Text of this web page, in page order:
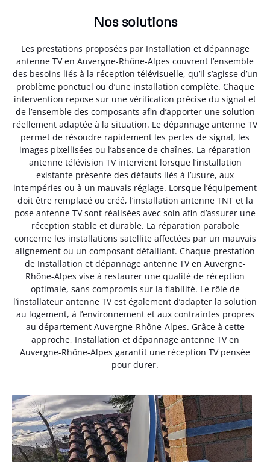
Nos solutions
Les prestations proposées par Installation et dépannage
antenne TV en Auvergne-Rhône-Alpes couvrent l’ensemble
des besoins liés à la réception télévisuelle, qu’il s’agisse d’un
problème ponctuel ou d’une installation complète. Chaque
intervention repose sur une vérification précise du signal et
de l’ensemble des composants afin d’apporter une solution
réellement adaptée à la situation. Le dépannage antenne TV
permet de résoudre rapidement les pertes de signal, les
images pixellisées ou l’absence de chaînes. La réparation
antenne télévision TV intervient lorsque l’installation
existante présente des défauts liés à l’usure, aux
intempéries ou à un mauvais réglage. Lorsque l’équipement
doit être remplacé ou créé, l’installation antenne TNT et la
pose antenne TV sont réalisées avec soin afin d’assurer une
réception stable et durable. La réparation parabole
concerne les installations satellite affectées par un mauvais
alignement ou un composant défaillant. Chaque prestation
de Installation et dépannage antenne TV en Auvergne-
Rhône-Alpes vise à restaurer une qualité de réception
optimale, sans compromis sur la fiabilité. Le rôle de
l’installateur antenne TV est également d’adapter la solution
au logement, à l’environnement et aux contraintes propres
au département Auvergne-Rhône-Alpes. Grâce à cette
approche, Installation et dépannage antenne TV en
Auvergne-Rhône-Alpes garantit une réception TV pensée
pour durer.